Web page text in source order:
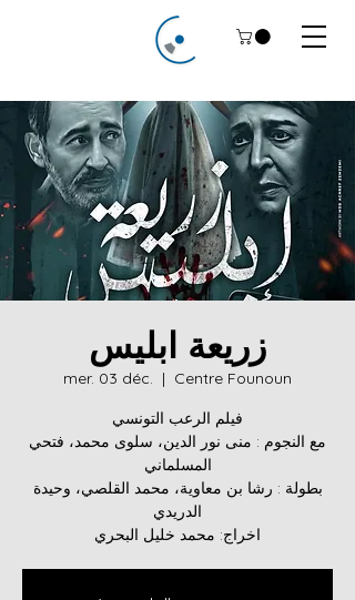
زريعة ابليس
mer. 03 déc.
  |
Centre Founoun
فيلم الرعب التونسي
مع النجوم : منى نور الدين، سلوى محمد، فتحي
المسلماني
بطولة : رشا بن معاوية، محمد القلصي، وحيدة
الدريدي